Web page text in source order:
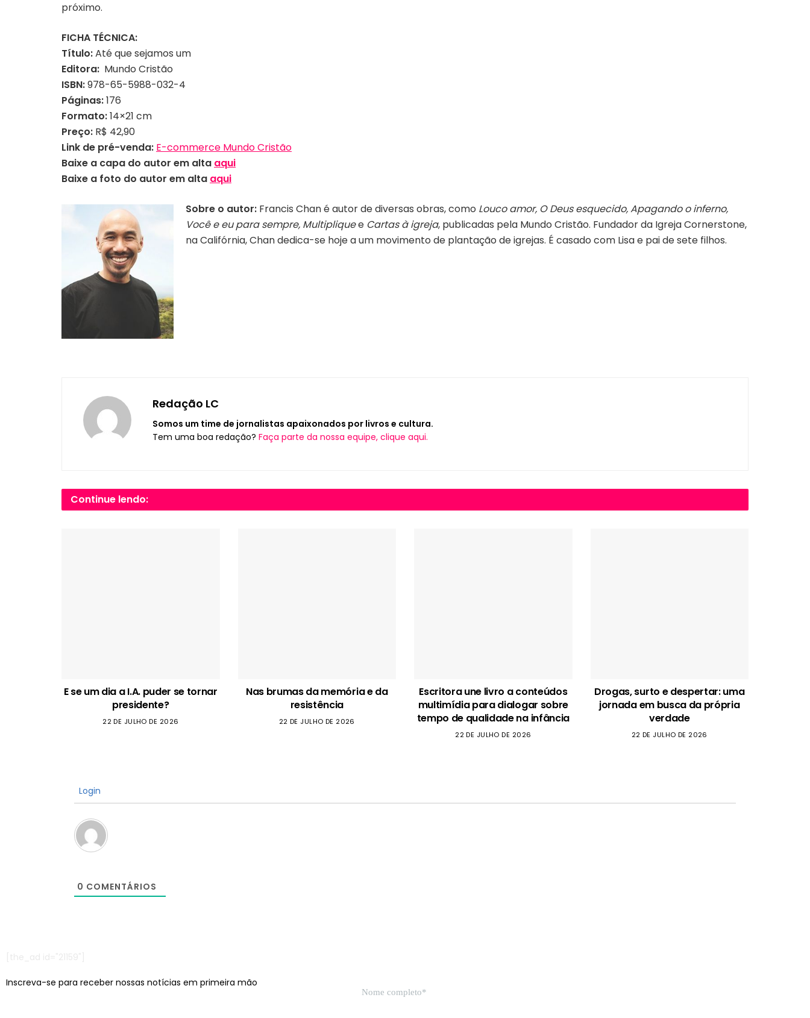
próximo.
FICHA TÉCNICA:
Título:Até que sejamos um
Editora: ‎ Mundo Cristão
ISBN:978-65-5988-032-4
Páginas:176
Formato:14×21 cm
Preço: R$ 42,90
Link de pré-venda: E-commerce Mundo Cristão
Baixe a capa do autor em alta aqui
Baixe a foto do autor em alta aqui
Sobre o autor: Francis Chan é autor de diversas obras, como Louco amor, O Deus esquecido, Apagando o inferno,
Você e eu para sempre, Multipliquee Cartas à igreja, publicadas pela Mundo Cristão. Fundador da Igreja Cornerstone,
na Califórnia, Chan dedica-se hoje a um movimento de plantação de igrejas. É casado com Lisa e pai de sete filhos.
Redação LC
Somos um time de jornalistas apaixonados por livros e cultura.
Tem uma boa redação? Faça parte da nossa equipe, clique aqui.
Continue lendo:
E se um dia a I.A. puder se tornar
presidente?
22 DE JULHO DE 2026
Nas brumas da memória e da
resistência
22 DE JULHO DE 2026
Escritora une livro a conteúdos
multimídia para dialogar sobre
tempo de qualidade na infância
22 DE JULHO DE 2026
Drogas, surto e despertar: uma
jornada em busca da própria
verdade
22 DE JULHO DE 2026
Login
0 COMENTÁRIOS
Inscreva-se para receber nossas notícias em primeira mão